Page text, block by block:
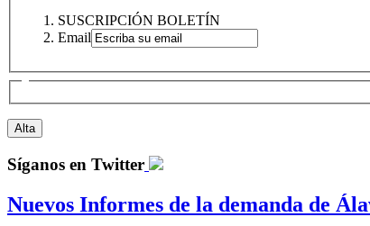
SUSCRIPCIÓN BOLETÍN
Email
Síganos en Twitter
Nuevos Informes de la demanda de